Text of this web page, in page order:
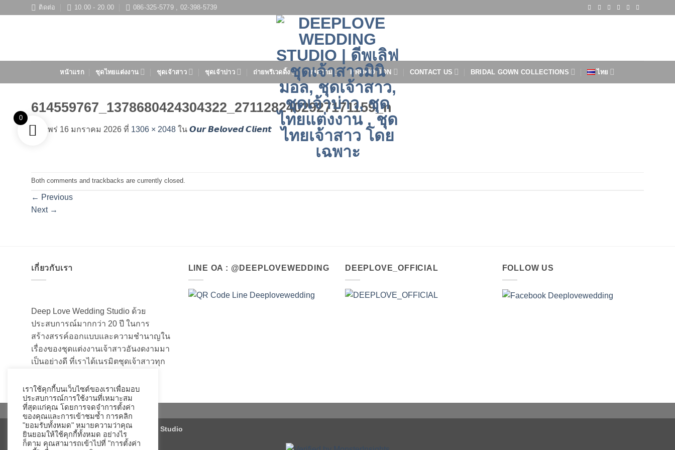
ติดต่อ 10.00 - 20.00 086-325-5779 , 02-398-5739
หน้าแรก ชุดไทยแต่งงาน ชุดเจ้าสาว ชุดเจ้าบ่าว ถ่ายพรีเวดดิ้ง บทความ PROMOTION CONTACT US BRIDAL GOWN COLLECTIONS ไทย
614559767_1378680424304322_2711282402927171159_n
เผยแพร่ 16 มกราคม 2026 ที่ 1306 × 2048 ใน 𝙊𝙪𝙧 𝘽𝙚𝙡𝙤𝙫𝙚𝙙 𝘾𝙡𝙞𝙚𝙣𝙩
Both comments and trackbacks are currently closed.
← Previous
Next →
เกี่ยวกับเรา
Deep Love Wedding Studio ด้วย
ประสบการณ์มากกว่า 20 ปี ในการ
สร้างสรรค์ออกแบบและความชำนาญใน
เรื่องของชุดแต่งงานเจ้าสาวอันงดงามมา
เป็นอย่างดี ที่เราได้เนรมิตชุดเจ้าสาวทุก
LINE OA : @DEEPLOVEWEDDING DEEPLOVE_OFFICIAL FOLLOW US
Copyright 2026 ©Deep Love Wedding Studio
เราใช้คุกกี้บนเว็บไซต์ของเราเพื่อมอบ
ประสบการณ์การใช้งานที่เหมาะสม
ที่สุดแก่คุณ โดยการจดจำการตั้งค่า
ของคุณและการเข้าชมซ้ำ การคลิก
"ยอมรับทั้งหมด" หมายความว่าคุณ
ยินยอมให้ใช้คุกกี้ทั้งหมด อย่างไร
ก็ตาม คุณสามารถเข้าไปที่ "การตั้งค่า
0